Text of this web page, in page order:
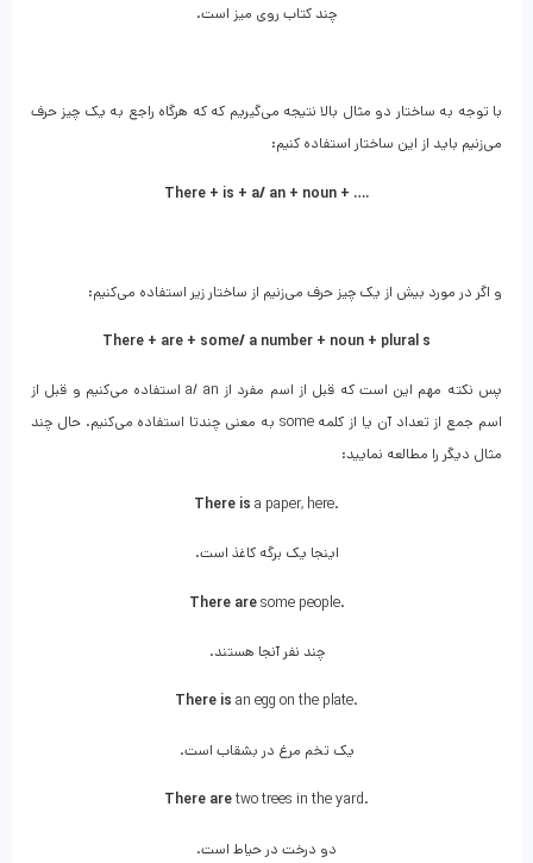
.چند کتاب روی میز است
با توجه به ساختار دو مثال بالا نتیجه می‌گیریم که که هرگاه راجع به یک چیز حرف
می‌زنیم باید از این ساختار استفاده کنیم:
There + is + a/ an + noun + ….
و اگر در مورد بیش از یک چیز حرف می‌زنیم از ساختار زیر استفاده می‌کنیم:
There + are + some/ a number + noun + plural s
پس نکته مهم این است که قبل از اسم مفرد از a/ an استفاده می‌کنیم و قبل از
اسم جمع از تعداد آن یا از کلمه some به معنی چندتا استفاده می‌کنیم. حال چند
مثال دیگر را مطالعه نمایید:
There is a paper, here.
.اینجا یک برگه کاغذ است
There aresome people.
.چند نفر آنجا هستند
There is an egg on the plate.
.یک تخم مرغ در بشقاب است
There aretwo trees in the yard.
.دو درخت در حیاط است